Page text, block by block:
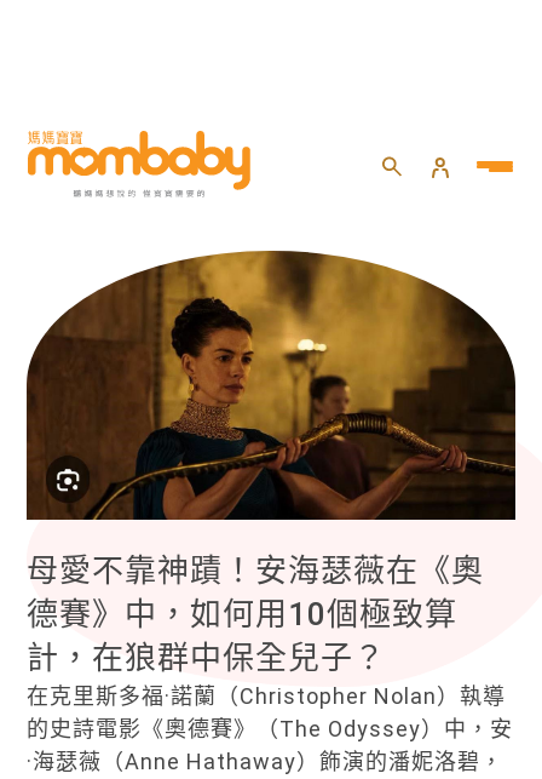
momself 焦點話題
母愛不靠神蹟！安海瑟薇在《奧
德賽》中，如何用10個極致算
計，在狼群中保全兒子？
在克里斯多福·諾蘭（Christopher Nolan）執導
的史詩電影《奧德賽》（The Odyssey）中，安
·海瑟薇（Anne Hathaway）飾演的潘妮洛碧，